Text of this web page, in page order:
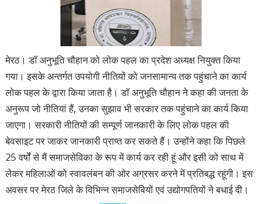
मेरठ। डाॅ अनुभूति चौहान को लोक पहल का प्रदेश अध्यक्ष नियुक्त किया
गया। इसके अन्तर्गत उपयोगी नीतियों को जनसामान्य तक पहुंचाने का कार्य
लोक पहल के द्वारा किया जाता है। डाॅ अनुभूति चौहान ने कहा की जनता के
अनुरूप जो नीतियां हैं, उनका सुझाव भी सरकार तक पहुंचाने का कार्य किया
जाएगा। सरकारी नीतियों की सम्पूर्ण जानकारी के लिए लोक पहल की
बेवसाइट पर जाकर जानकारी प्राप्त कर सकते हैं। उन्होंने कहा कि पिछले
25 वर्षों से मैं समाजसेविका के रूप में कार्य कर रही हूं और इसी को साथ में
लेकर महिलाओं को स्वावलंबन की ओर अग्रसर करने में प्रतिबद्ध रहूंगी। इस
अवसर पर मेरठ जिले के विभिन्न समाजसेवियों एवं उद्योगपतियों ने बधाई दी।